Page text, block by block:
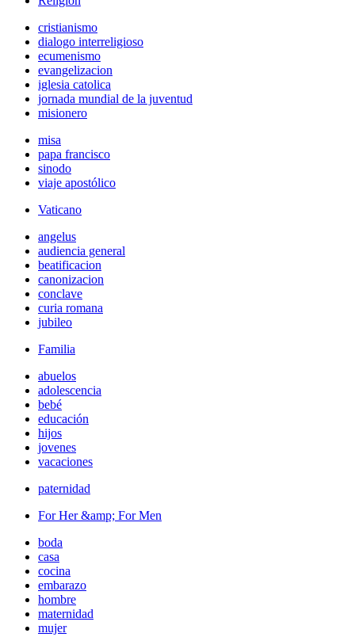
cristianismo
dialogo interreligioso
ecumenismo
evangelizacion
iglesia catolica
jornada mundial de la juventud
misionero
misa
papa francisco
sinodo
viaje apostólico
Vaticano
angelus
audiencia general
beatificacion
canonizacion
conclave
curia romana
jubileo
Familia
abuelos
adolescencia
bebé
educación
hijos
jovenes
vacaciones
paternidad
For Her &amp; For Men
boda
casa
cocina
embarazo
hombre
maternidad
mujer